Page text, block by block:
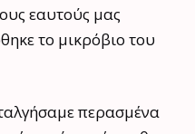
εαυτούς μας
το μικρόβιο του
περασμένα